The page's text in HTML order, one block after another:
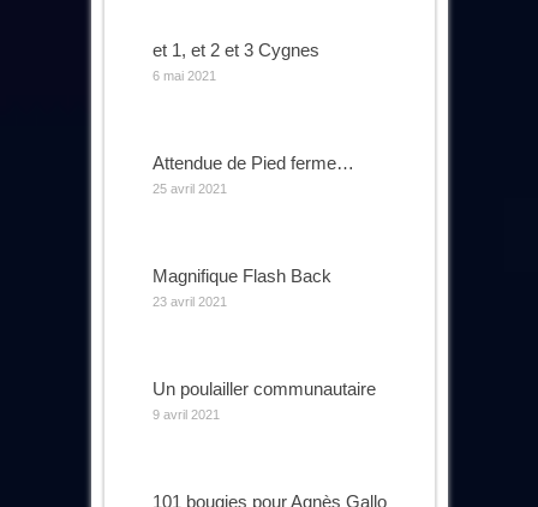
et 1, et 2 et 3 Cygnes
6 mai 2021
Attendue de Pied ferme…
25 avril 2021
Magnifique Flash Back
23 avril 2021
Un poulailler communautaire
9 avril 2021
101 bougies pour Agnès Gallo